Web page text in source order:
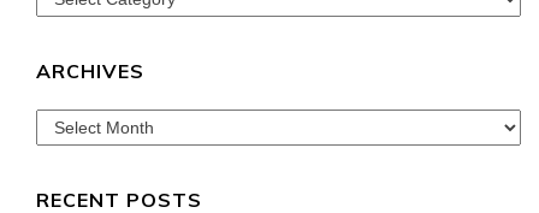
ARCHIVES
Archives
RECENT POSTS